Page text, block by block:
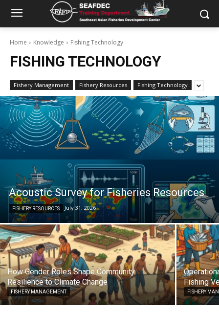
Home Knowledge Fishing Technology
FISHING TECHNOLOGY
Fishery Management Fishery Resources Fishing Technology
Acoustic Survey for Fisheries Resources
FISHERY RESOURCES July 31, 2026
How Gender Roles Shape Community
Resilience to Climate Change
FISHERY MANAGEMENT
Fishing
FISHERY